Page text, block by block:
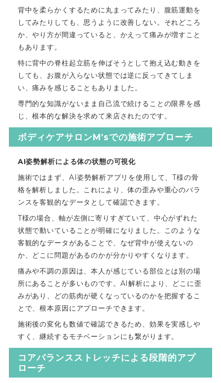
背中を柔らかくするために丸まってみたり、腹筋運動を
してみたりしても、思うように改善しない。それどころ
か、やり方が間違っていると、かえって痛みが増すこと
もあります。
特に背中の脊柱起立筋を伸ばそうとして抱え込む動きを
しても、お腹が入らない状態では逆に反ってきてしま
い、痛みを感じることもありました。
専門的な知識がないまま自己流で続けることの限界を感
じ、根本的な解決を求めて来店されたのです。
ボディケアサロンM'sでの施術アプローチ
AI姿勢解析による体の状態の可視化
施術ではまず、AI姿勢解析アプリを使用して、T様の骨
格を解析しました。これにより、体の歪みや重心のバラ
ンスを客観的なデータとして確認できます。
T様の場合、軸が左側に寄りすぎていて、中心がずれた
状態で動いていることが明確になりました。このような
客観的なデータがあることで、なぜ背中が使えないの
か、どこに問題があるのかが分かりやすくなります。
痛みや不調の原因は、本人が感じている部位とは別の場
所にあることが多いものです。AI解析により、どこに歪
みがあり、どの筋肉が硬くなっているのかを把握するこ
とで、根本原因にアプローチできます。
施術後の変化も数値で確認できるため、効果を実感しや
すく、継続するモチベーションにも繋がります。
コアバランスストレッチによる段階的アプ
ローチ